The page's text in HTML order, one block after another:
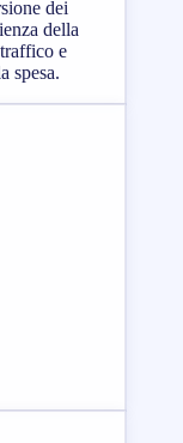
dei
della
e
spesa.